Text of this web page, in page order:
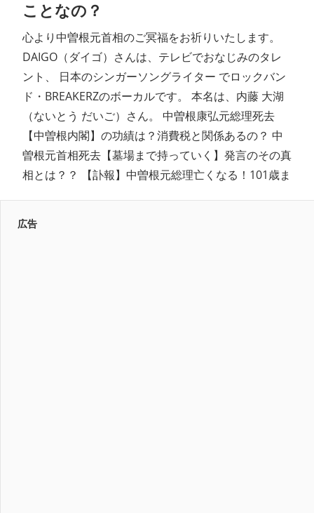
ことなの？
心より中曽根元首相のご冥福をお祈りいたします。
DAIGO（ダイゴ）さんは、テレビでおなじみのタレ
ント、 日本のシンガーソングライター でロックバン
ド・BREAKERZのボーカルです。 本名は、内藤 大湖
（ないとう だいご）さん。 中曽根康弘元総理死去
【中曽根内閣】の功績は？消費税と関係あるの？ 中
曽根元首相死去【墓場まで持っていく】発言のその真
相とは？？ 【訃報】中曽根元総理亡くなる！101歳ま
広告